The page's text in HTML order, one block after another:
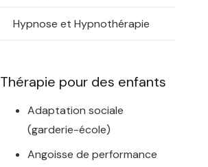
Hypnose et Hypnothérapie
Thérapie pour des enfants
Adaptation sociale
(garderie-école)
Angoisse de performance